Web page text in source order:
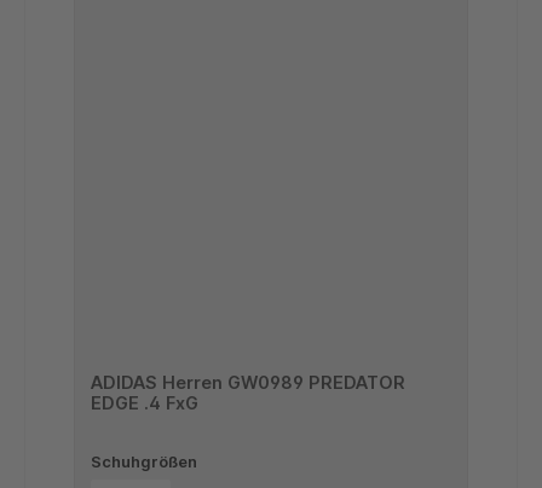
ADIDAS Herren GW0989 PREDATOR
EDGE .4 FxG
Schuhgrößen